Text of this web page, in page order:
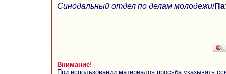
Синодальный отдел по делам молодежи/
Внимание!
При использовании материалов просьба указывать